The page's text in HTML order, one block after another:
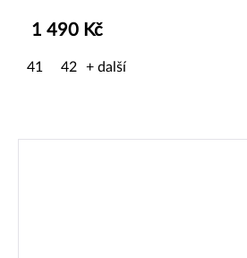
1 490 Kč
41 42 + další